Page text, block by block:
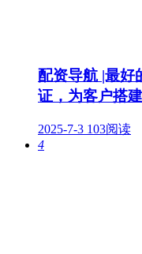
配资导航 |最好
证，为客户搭
2025-7-3 103阅读
4